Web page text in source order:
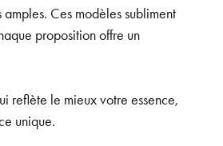
Ces modèles subliment
proposition offre un
reflète le mieux votre essence,
unique.